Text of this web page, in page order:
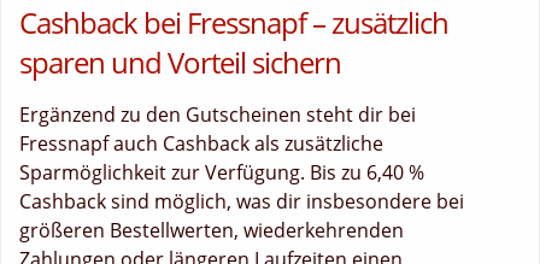
Cashback bei Fressnapf – zusätzlich
sparen und Vorteil sichern
Ergänzend zu den Gutscheinen steht dir bei
Fressnapf auch Cashback als zusätzliche
Sparmöglichkeit zur Verfügung. Bis zu 6,40 %
Cashback sind möglich, was dir insbesondere bei
größeren Bestellwerten, wiederkehrenden